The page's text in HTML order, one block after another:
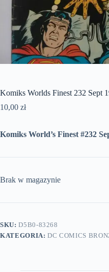
Komiks Worlds Finest 232 Sept
10,00 zł
Komiks World’s Finest #232
Brak w magazynie
SKU:D5B0-83268
KATEGORIA:DC COMICS